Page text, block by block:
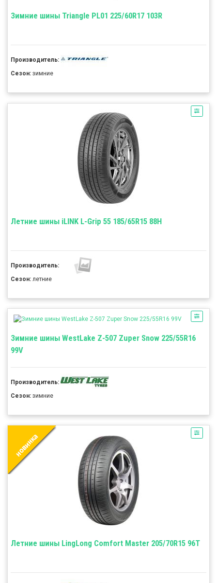
Зимние шины Triangle PL01 225/60R17 103R
Производитель:
Сезон: зимние
Летние шины iLINK L-Grip 55 185/65R15 88H
Производитель:
Сезон: летние
Зимние шины WestLake Z-507 Zuper Snow 225/55R16
99V
Производитель:
Сезон: зимние
Летние шины LingLong Comfort Master 205/70R15 96T